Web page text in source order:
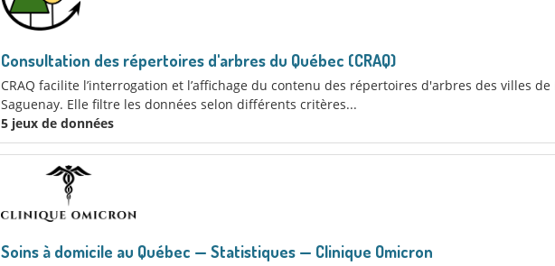
Consultation des répertoires d'arbres du Québec (CRAQ)
CRAQ facilite l’interrogation et l’affichage du contenu des répertoires d'arbres des villes
Saguenay. Elle filtre les données selon différents critères...
5 jeux de données
Soins à domicile au Québec — Statistiques — Clinique Omicron